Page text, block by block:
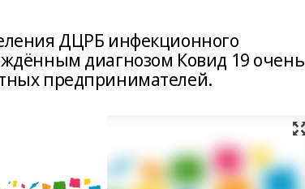
ДЦРБ инфекционного
диагнозом Ковид 19 очень
предпринимателей.